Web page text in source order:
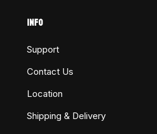
INFO
Support
Contact Us
Location
Shipping & Delivery